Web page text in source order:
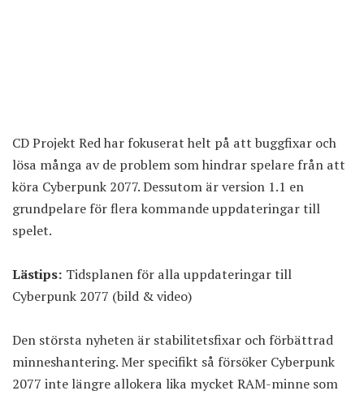
CD Projekt Red har fokuserat helt på att buggfixar och
lösa många av de problem som hindrar spelare från att
köra Cyberpunk 2077. Dessutom är version 1.1 en
grundpelare för flera kommande uppdateringar till
spelet.
Lästips: Tidsplanen för alla uppdateringar till
Cyberpunk 2077 (bild & video)
Den största nyheten är stabilitetsfixar och förbättrad
minneshantering. Mer specifikt så försöker Cyberpunk
2077 inte längre allokera lika mycket RAM-minne som